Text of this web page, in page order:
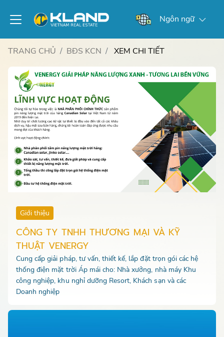
Ngôn ngữ
TRANG CHỦ BĐS KCN XEM CHI TIẾT
Giới thiệu
CÔNG TY TNHH THƯƠNG MẠI VÀ KỸ
THUẬT VENERGY
Cung cấp giải pháp, tư vấn, thiết kế, lắp đặt trọn gói các hệ
thống điện mặt trời Áp mái cho: Nhà xưởng, nhà máy Khu
công nghiệp, khu nghỉ dưỡng Resort, Khách sạn và các
Doanh nghiệp